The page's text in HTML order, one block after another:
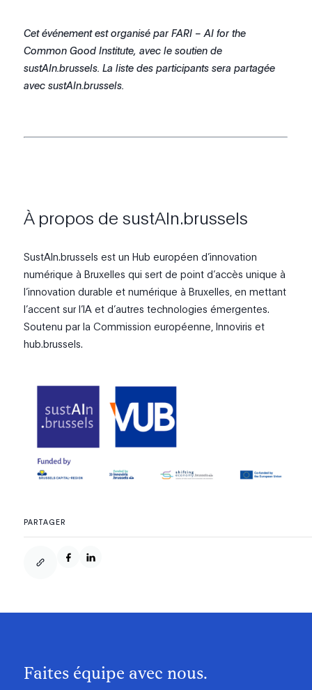
Cet événement est organisé par FARI – AI for the
Common Good Institute, avec le soutien de
sustAIn.brussels. La liste des participants sera partagée
avec sustAIn.brussels.
À propos de sustAIn.brussels
SustAIn.brussels est un Hub européen d’innovation
numérique à Bruxelles qui sert de point d’accès unique à
l’innovation durable et numérique à Bruxelles, en mettant
l’accent sur l’IA et d’autres technologies émergentes.
Soutenu par la Commission européenne, Innoviris et
hub.brussels.
PARTAGER
Faites équipe avec nous.